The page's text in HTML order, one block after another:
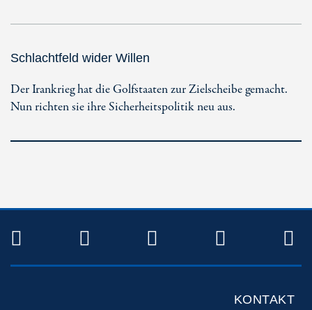
Schlachtfeld wider Willen
Der Irankrieg hat die Golfstaaten zur Zielscheibe gemacht.
Nun richten sie ihre Sicherheitspolitik neu aus.
TWITTERFACEBOOKINSTAGRAM
KONTAKT